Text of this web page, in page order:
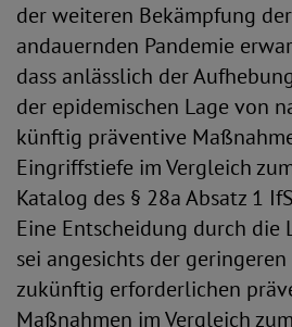
der weiteren Bekämpfung der
andauernden Pandemie
dass anlässlich der
der epidemischen Lage von
künftig präventive
Eingriffstiefe im Vergleich
Katalog des § 28a Absatz 1
Eine Entscheidung durch die
sei angesichts der
zukünftig erforderlichen
Maßnahmen im Vergleich